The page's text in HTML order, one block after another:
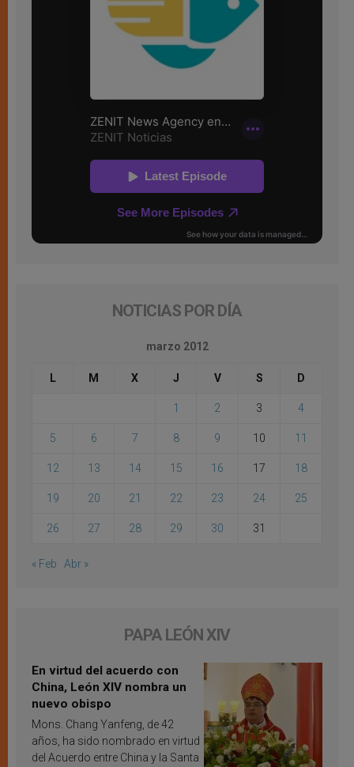
NOTICIAS POR DÍA
marzo 2012
L M X J V S D
1 2 3 4
5 6 7 8 9 10 11
12 13 14 15 16 17 18
19 20 21 22 23 24 25
26 27 28 29 30 31
« Feb Abr »
PAPA LEÓN XIV
En virtud del acuerdo con
China, León XIV nombra un
nuevo obispo
Mons. Chang Yanfeng, de 42
años, ha sido nombrado en virtud
del Acuerdo entre China y la Santa